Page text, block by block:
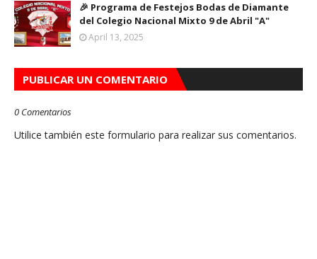
🎉 Programa de Festejos Bodas de Diamante
del Colegio Nacional Mixto 9 de Abril "A"
April 13, 2025
PUBLICAR UN COMENTARIO
0 Comentarios
Utilice también este formulario para realizar sus comentarios.